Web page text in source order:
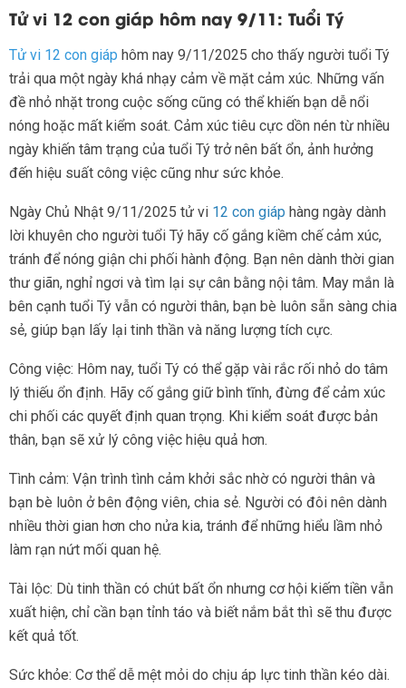
Tử vi 12 con giáp hôm nay 9/11: Tuổi Tý
Tử vi 12 con giáp hôm nay 9/11/2025 cho thấy người tuổi Tý
trải qua một ngày khá nhạy cảm về mặt cảm xúc. Những vấn
đề nhỏ nhặt trong cuộc sống cũng có thể khiến bạn dễ nổi
nóng hoặc mất kiểm soát. Cảm xúc tiêu cực dồn nén từ nhiều
ngày khiến tâm trạng của tuổi Tý trở nên bất ổn, ảnh hưởng
đến hiệu suất công việc cũng như sức khỏe.
Ngày Chủ Nhật 9/11/2025 tử vi 12 con giáp hàng ngày dành
lời khuyên cho người tuổi Tý hãy cố gắng kiềm chế cảm xúc,
tránh để nóng giận chi phối hành động. Bạn nên dành thời gian
thư giãn, nghỉ ngơi và tìm lại sự cân bằng nội tâm. May mắn là
bên cạnh tuổi Tý vẫn có người thân, bạn bè luôn sẵn sàng chia
sẻ, giúp bạn lấy lại tinh thần và năng lượng tích cực.
Công việc: Hôm nay, tuổi Tý có thể gặp vài rắc rối nhỏ do tâm
lý thiếu ổn định. Hãy cố gắng giữ bình tĩnh, đừng để cảm xúc
chi phối các quyết định quan trọng. Khi kiểm soát được bản
thân, bạn sẽ xử lý công việc hiệu quả hơn.
Tình cảm: Vận trình tình cảm khởi sắc nhờ có người thân và
bạn bè luôn ở bên động viên, chia sẻ. Người có đôi nên dành
nhiều thời gian hơn cho nửa kia, tránh để những hiểu lầm nhỏ
làm rạn nứt mối quan hệ.
Tài lộc: Dù tinh thần có chút bất ổn nhưng cơ hội kiếm tiền vẫn
xuất hiện, chỉ cần bạn tỉnh táo và biết nắm bắt thì sẽ thu được
kết quả tốt.
Sức khỏe: Cơ thể dễ mệt mỏi do chịu áp lực tinh thần kéo dài.